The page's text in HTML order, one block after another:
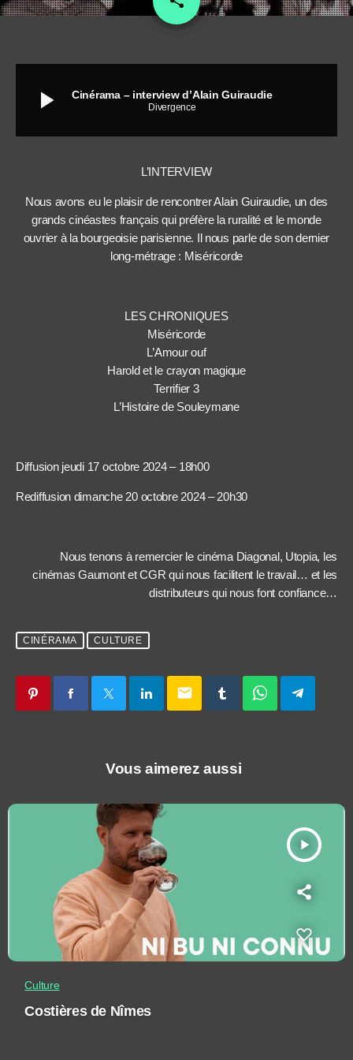
play_arrow Cinérama – interview d’Alain Guiraudie
Divergence
L’INTERVIEW
Nous avons eu le plaisir de rencontrer Alain Guiraudie, un des
grands cinéastes français qui préfère la ruralité et le monde
ouvrier à la bourgeoisie parisienne. Il nous parle de son dernier
long-métrage : Miséricorde
LES CHRONIQUES
Miséricorde
L’Amour ouf
Harold et le crayon magique
Terrifier 3
L’Histoire de Souleymane
Diffusion jeudi 17 octobre 2024 – 18h00
Rediffusion dimanche 20 octobre 2024 – 20h30
Nous tenons à remercier le cinéma Diagonal, Utopia, les
cinémas Gaumont et CGR qui nous facilitent le travail… et les
distributeurs qui nous font confiance…
CINÉRAMA CULTURE
email
Vous aimerez aussi
play_arrow
Culture
Costières de Nîmes